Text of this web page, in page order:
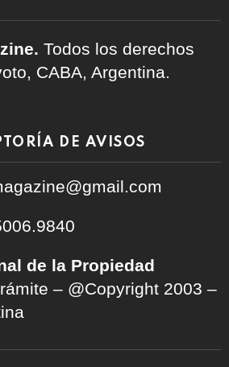
Todos los derechos
CABA, Argentina.
DE AVISOS
de la Propiedad
– @Copyright 2003 –